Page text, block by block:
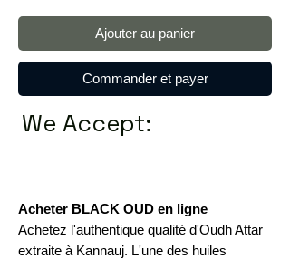
Ajouter au panier
Commander et payer
We Accept:
Acheter BLACK OUD en ligne
Achetez l'authentique qualité d'Oudh Attar
extraite à Kannauj. L'une des huiles